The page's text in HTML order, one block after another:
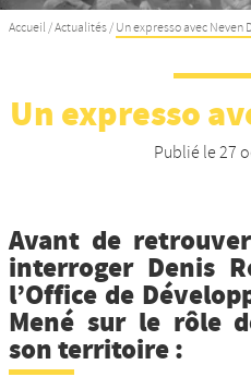
Se
Nos
Accueil /Actualités / Un expresso avec Neven
Un expresso
Publié le27
Avant de
interroger Denis
l’Office de
Mené sur le rôle
son territoire :